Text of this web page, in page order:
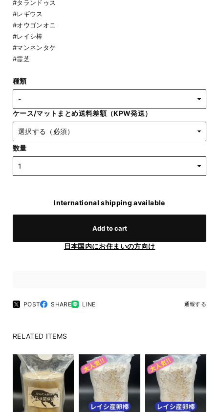
#タランドゥス
#レギウス
#オウゴンオニ
#レイシ棒
#マンネンタケ
#霊芝
種類
ケース/マットまとめ送料差額（KPW発送）
数量
International shipping available
Add to cart
日本国内にお住まいの方向け
POST SHARE LINE 通報する
RELATED ITEMS